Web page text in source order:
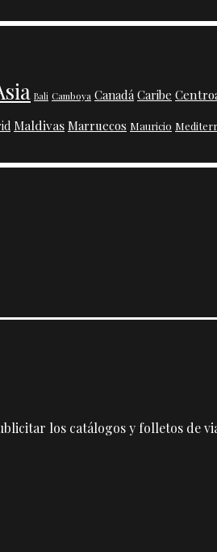
Bali Camboya Canadá Caribe
Maldivas Marruecos Mauricio
los catálogos y folletos de